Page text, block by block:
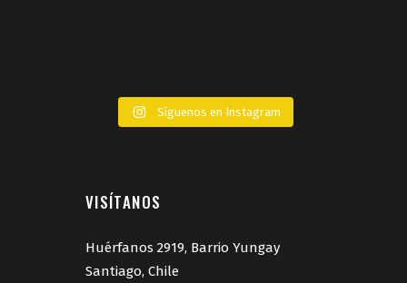
Síguenos en Instagram
VISÍTANOS
Huérfanos 2919, Barrio Yungay
Santiago, Chile